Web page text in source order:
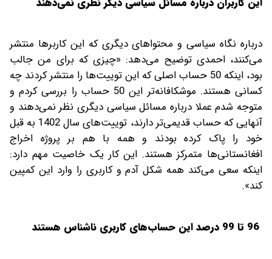
درباره نگاه سیاسی و محتواهای دیگری که این کاربرها منتشر
می‌کنند، احمدی توضیح می‌دهد: «چیزی که برای من جالب
بود، اینکه 50 حساب اصلی که این توییت‌ها را منتشر کردند چه
کسانی هستند. موشکافانه‌تر این 50 حساب را بررسی کردم و
متوجه شدم عملا درباره مسائل سیاسی دیگری نظر نمی‌دهند و
آنهایی که حساب قدیمی‌تر دارند، توییت‌های سال 1402 به قبل
خود را پاک کرده بودند و همه با هم بر پروژه اخراج
افغانستانی‌ها متمرکز هستند. این کار یک خاصیت مهم دارد:
اینکه سعی می‌کند همه شکل آدم و کاربری را وارد این کمپین
کند».